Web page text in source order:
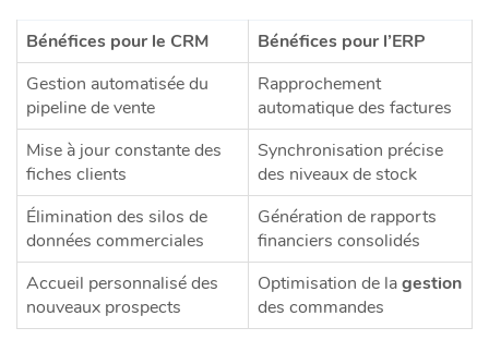
Bénéfices pour le CRM
Bénéfices pour l’ERP
Gestion automatisée du
pipeline de vente
Rapprochement
automatique des factures
Mise à jour constante des
fiches clients
Synchronisation précise
des niveaux de stock
Élimination des silos de
données commerciales
Génération de rapports
financiers consolidés
Accueil personnalisé des
nouveaux prospects
Optimisation de lagestion
des commandes